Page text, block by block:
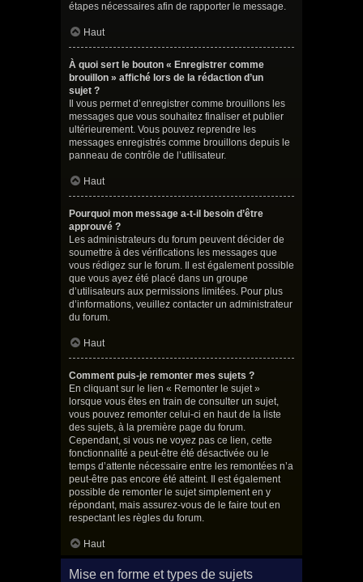
étapes nécessaires afin de rapporter le message.
Haut
À quoi sert le bouton « Enregistrer comme
brouillon » affiché lors de la rédaction d’un
sujet ?
Il vous permet d’enregistrer comme brouillons les
messages que vous souhaitez finaliser et publier
ultérieurement. Vous pouvez reprendre les
messages enregistrés comme brouillons depuis le
panneau de contrôle de l’utilisateur.
Haut
Pourquoi mon message a-t-il besoin d’être
approuvé ?
Les administrateurs du forum peuvent décider de
soumettre à des vérifications les messages que
vous rédigez sur le forum. Il est également possible
que vous ayez été placé dans un groupe
d’utilisateurs aux permissions limitées. Pour plus
d’informations, veuillez contacter un administrateur
du forum.
Haut
Comment puis-je remonter mes sujets ?
En cliquant sur le lien « Remonter le sujet »
lorsque vous êtes en train de consulter un sujet,
vous pouvez remonter celui-ci en haut de la liste
des sujets, à la première page du forum.
Cependant, si vous ne voyez pas ce lien, cette
fonctionnalité a peut-être été désactivée ou le
temps d’attente nécessaire entre les remontées n’a
peut-être pas encore été atteint. Il est également
possible de remonter le sujet simplement en y
répondant, mais assurez-vous de le faire tout en
respectant les règles du forum.
Haut
Mise en forme et types de sujets